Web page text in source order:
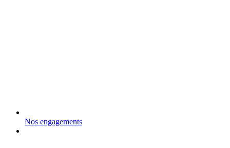
Nos engagements